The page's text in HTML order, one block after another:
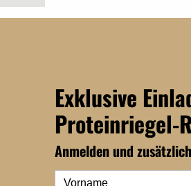
Exklusive
Proteinriegel-
Anmelden und